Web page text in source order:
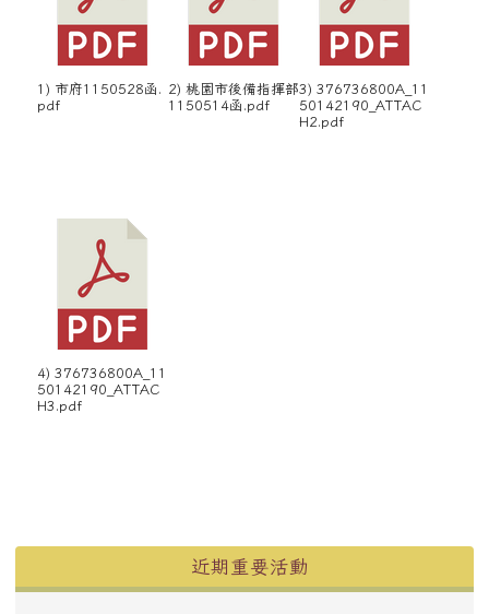
1) 市府1150528函.
pdf
2) 桃園市後備指揮部
1150514函.pdf
3) 376736800A_11
50142190_ATTAC
H2.pdf
4) 376736800A_11
50142190_ATTAC
H3.pdf
近期重要活動